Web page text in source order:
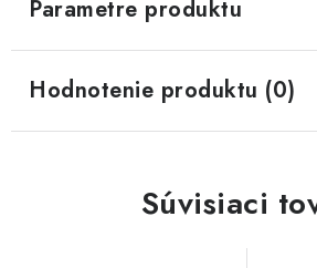
Parametre produktu
Hodnotenie produktu (0)
Súvisiaci